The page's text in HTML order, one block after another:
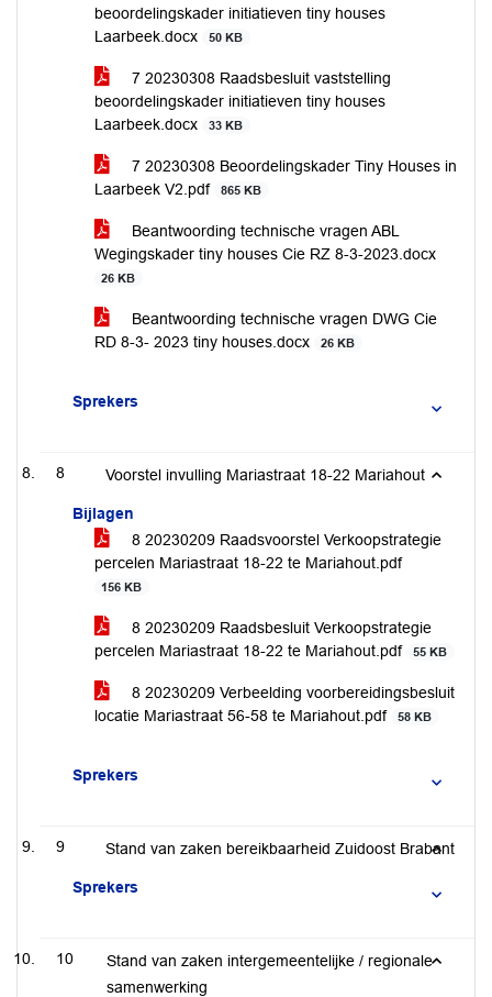
beoordelingskader initiatieven tiny houses
Laarbeek.docx
50 KB
7 20230308 Raadsbesluit vaststelling
beoordelingskader initiatieven tiny houses
Laarbeek.docx
33 KB
7 20230308 Beoordelingskader Tiny Houses in
Laarbeek V2.pdf
865 KB
Beantwoording technische vragen ABL
Wegingskader tiny houses Cie RZ 8-3-2023.docx
26 KB
Beantwoording technische vragen DWG Cie
RD 8-3- 2023 tiny houses.docx
26 KB
Sprekers
8 Voorstel invulling Mariastraat 18-22 Mariahout
Bijlagen
8 20230209 Raadsvoorstel Verkoopstrategie
percelen Mariastraat 18-22 te Mariahout.pdf
156 KB
8 20230209 Raadsbesluit Verkoopstrategie
percelen Mariastraat 18-22 te Mariahout.pdf
55 KB
8 20230209 Verbeelding voorbereidingsbesluit
locatie Mariastraat 56-58 te Mariahout.pdf
58 KB
Sprekers
9 Stand van zaken bereikbaarheid Zuidoost Brabant
Sprekers
10
Stand van zaken intergemeentelijke / regionale
samenwerking